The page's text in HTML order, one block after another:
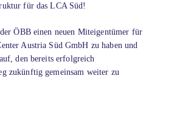
für das LCA Süd!
ÖBB einen neuen Miteigentümer für
Austria Süd GmbH zu haben und
den bereits erfolgreich
zukünftig gemeinsam weiter zu